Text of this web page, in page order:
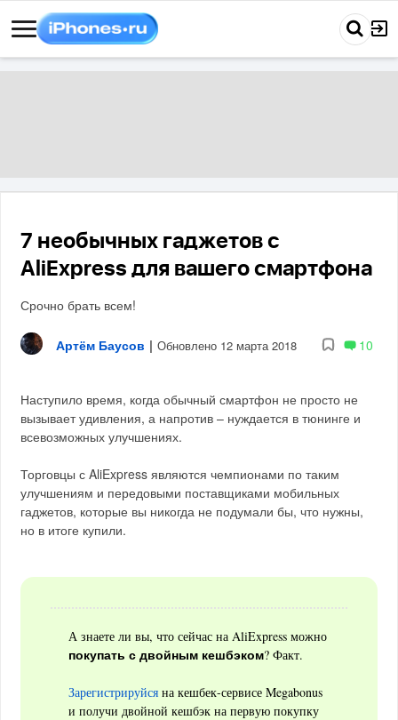
7 необычных гаджетов с
AliExpress для вашего смартфона
Срочно брать всем!
Артём Баусов | Обновлено 12 марта 2018 10
Наступило время, когда обычный смартфон не просто не
вызывает удивления, а напротив – нуждается в тюнинге и
всевозможных улучшениях.
Торговцы с AliExpress являются чемпионами по таким
улучшениям и передовыми поставщиками мобильных
гаджетов, которые вы никогда не подумали бы, что нужны,
но в итоге купили.
А знаете ли вы, что сейчас на AliExpress можно
покупать с двойным кешбэком? Факт.
Зарегистрируйся на кешбек-сервисе Megabonus
и получи двойной кешбэк на первую покупку